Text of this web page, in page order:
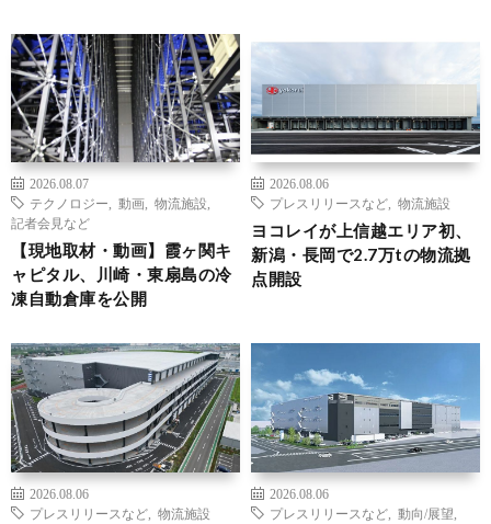
2026.08.07
テクノロジー
動画 物流施設
記者会見など
【現地取材・動画】霞ヶ関キ
ャピタル、川崎・東扇島の冷
凍自動倉庫を公開
2026.08.06
プレスリリースなど
物流施設
ヨコレイが上信越エリア初、
新潟・長岡で2.7万tの物流拠
点開設
2026.08.06
プレスリリースなど
物流施設
2026.08.06
プレスリリースなど
動向/展望